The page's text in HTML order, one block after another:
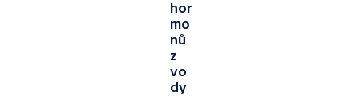
hor
mo
nů
z
vo
dy